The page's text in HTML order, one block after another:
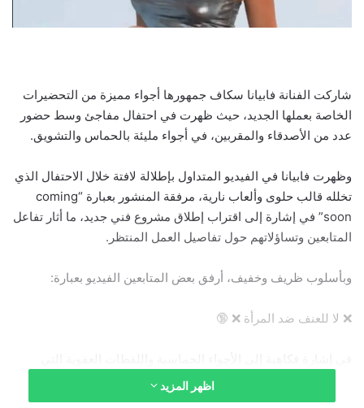
شاركت الفنانة فابيانا سكاف جمهورها أجواء مميزة من التحضيرات
الخاصة بعملها الجديد، حيث ظهرت في احتفال مفاجئ وسط حضور
عدد من الأصدقاء والمقربين، في أجواء مليئة بالحماس والتشويق.
وظهرت فابيانا في الفيديو المتداول بإطلالة لافتة خلال الاحتفال الذي
تخلله قالب حلوى وألعاب نارية، مرفقة المنشور بعبارة “coming
soon” في إشارة إلى اقتراب إطلاق مشروع فني جديد، ما أثار تفاعل
المتابعين وتساؤلاتهم حول تفاصيل العمل المنتظر.
وبأسلوب ظريف وخفيف، أرفق بعض المتابعين الفيديو بعبارة:
❌ لا للعنف ضد المرأة ❌ 🔞
ظهرت خلال الاحتفال، والتي تفاعل معها الجمهور بشكل واسع عبر
مواقع التواصل الاجتماعي.
اظهر المزيد